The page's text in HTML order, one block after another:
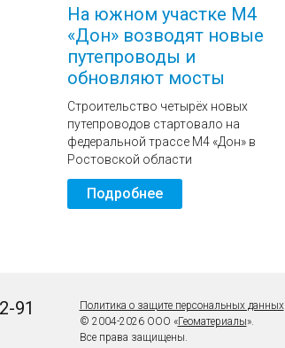
На южном участке М4
«Дон» возводят новые
путепроводы и
обновляют мосты
Строительство четырёх новых
путепроводов стартовало на
федеральной трассе М4 «Дон» в
Ростовской области
Подробнее
91
Политика о защите персональных данных
© 2004-2026 ООО «Геоматериалы».
Все права защищены.